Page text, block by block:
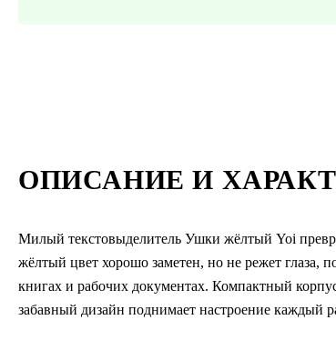
ОПИСАНИЕ И
Милый текстовыделитель Ушки жёлтый Yoi
жёлтый цвет хорошо заметен, но не режет глаза,
книгах и рабочих документах. Компактный
забавный дизайн поднимает настроение каждый